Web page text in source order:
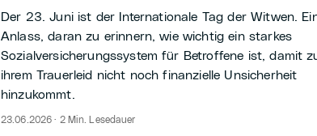
Der 23. Juni ist der Internationale Tag der Witwen.
Anlass, daran zu erinnern, wie wichtig ein starkes
Sozialversicherungssystem für Betroffene ist, damit
ihrem Trauerleid nicht noch finanzielle Unsicherheit
hinzukommt.
23.06.2026 · 2 Min. Lesedauer